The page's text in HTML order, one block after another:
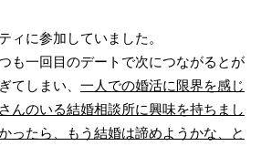
ィに参加していました。
も一回目のデートで次につながるとが
てしまい、 一人での婚活に限界を感じ
んのいる結婚相談所に興味を持ちまし
ったら、もう結婚は諦めようかな、と